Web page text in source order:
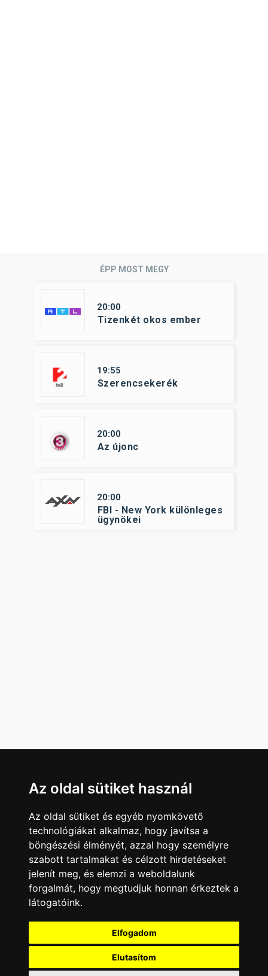
ÉPP MOST MEGY
20:00
Tizenkét okos ember
19:55
Szerencsekerék
20:00
Az újonc
20:00
FBI - New York különleges
ügynökei
Minden jog fenntartva © 2008 - 2026
A csatornák a műsorváltoztatás jogát
fenntartják! A portál üzemeltetője semmiféle
felelősséget nem vállal a weboldalon
Az oldal sütiket használ
Az oldal sütiket és egyéb nyomkövető
technológiákat alkalmaz, hogy javítsa a
böngészési élményét, azzal hogy személyre
szabott tartalmakat és célzott hirdetéseket
jelenít meg, és elemzi a weboldalunk
forgalmát, hogy megtudjuk honnan érkeztek a
látogatóink.
Elfogadom
Elutasítom